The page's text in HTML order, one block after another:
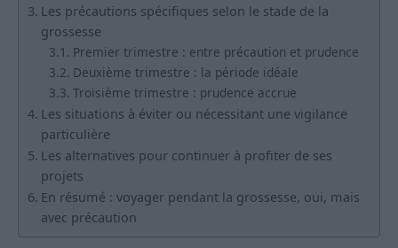
Les précautions spécifiques selon le stade de la
grossesse
Premier trimestre : entre précaution et prudence
Deuxième trimestre : la période idéale
Troisième trimestre : prudence accrue
Les situations à éviter ou nécessitant une vigilance
particulière
Les alternatives pour continuer à profiter de ses
projets
En résumé : voyager pendant la grossesse, oui, mais
avec précaution